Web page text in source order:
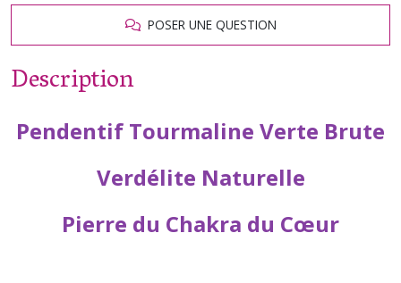
POSER UNE QUESTION
Description
Pendentif Tourmaline Verte Brute
Verdélite Naturelle
Pierre du Chakra du Cœur